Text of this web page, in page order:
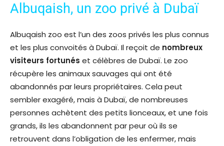
Albuqaish, un zoo privé à Dubaï
Albuqaish zoo est l’un des zoos privés les plus connus
et les plus convoités à Dubaï. Il reçoit de nombreux
visiteurs fortunés et célèbres de Dubaï. Le zoo
récupère les animaux sauvages qui ont été
abandonnés par leurs propriétaires. Cela peut
sembler exagéré, mais à Dubaï, de nombreuses
personnes achètent des petits lionceaux, et une fois
grands, ils les abandonnent par peur où ils se
retrouvent dans l’obligation de les enfermer, mais